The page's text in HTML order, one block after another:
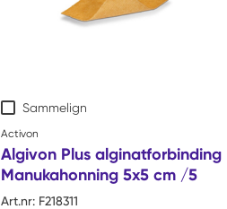
Sammelign
Activon
Algivon Plus alginatforbinding
Manukahonning 5x5 cm /5
Art.nr: F218311